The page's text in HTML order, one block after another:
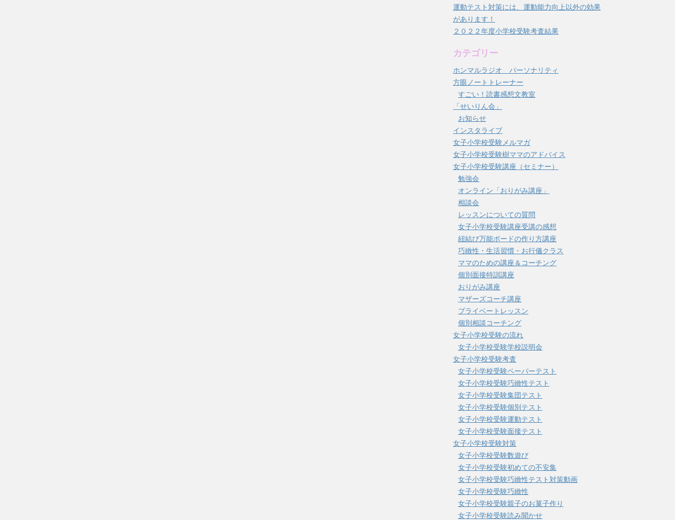
運動テスト対策には、運動能力向上以外の効果
があります！
２０２２年度小学校受験考査結果
カテゴリー
ホンマルラジオ パーソナリティ
方眼ノートトレーナー
すごい！読書感想文教室
「せいりん会」
お知らせ
インスタライブ
女子小学校受験メルマガ
女子小学校受験樹ママのアドバイス
女子小学校受験講座（セミナー）
勉強会
オンライン「おりがみ講座」
相談会
レッスンについての質問
女子小学校受験講座受講の感想
紐結び万能ボードの作り方講座
巧緻性・生活習慣・お行儀クラス
ママのための講座＆コーチング
個別面接特訓講座
おりがみ講座
マザーズコーチ講座
プライベートレッスン
個別相談コーチング
女子小学校受験の流れ
女子小学校受験学校説明会
女子小学校受験考査
女子小学校受験ペーパーテスト
女子小学校受験巧緻性テスト
女子小学校受験集団テスト
女子小学校受験個別テスト
女子小学校受験運動テスト
女子小学校受験面接テスト
女子小学校受験対策
女子小学校受験数遊び
女子小学校受験初めての不安集
女子小学校受験巧緻性テスト対策動画
女子小学校受験巧緻性
女子小学校受験親子のお菓子作り
女子小学校受験読み聞かせ